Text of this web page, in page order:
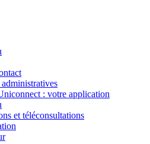
: votre application
et téléconsultations